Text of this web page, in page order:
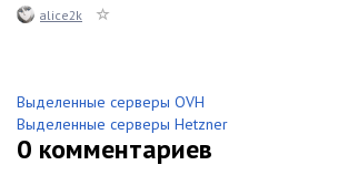
alice2k
Выделенные серверы OVH
Выделенные серверы Hetzner
0 комментариев